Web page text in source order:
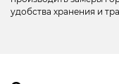
удобства хранения и